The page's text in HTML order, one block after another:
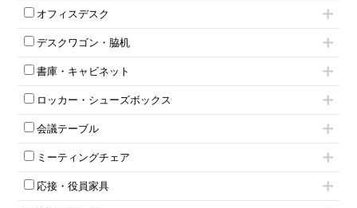
肘付きチェア
肘無しチェア
役員チェア
オフィスチェアその他
オフィスデスク
片袖机
フリーアドレスデスク（ベンチデスク）
昇降デスク
両袖机
デスクワゴン・脇机
インワゴン2段
インワゴン3段
脇机
書庫・キャビネット
ハイキャビネット
ローキャビネット
両開きキャビネット
上下連結キャビネット
軽量ラック（スチールラック）
ロッカー・シューズボックス
1人用ロッカー
2人用ロッカー
3人用ロッカー
5人用ロッカー
会議テーブル
ミーティングテーブル
スタッキングテーブル
ネスティングテーブル
ミーティングチェア
キャスター付きミーティングチェア
スタッキングミーティングチェア
応接・役員家具